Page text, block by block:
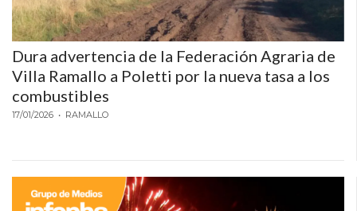
TÉRMINOS
Y
CONDICIONES
POLÍTICAS
DE
PRIVACIDAD
SITIO
DIARIO
Dura advertencia de la Federación Agraria de
Villa Ramallo a Poletti por la nueva tasa a los
combustibles
17/01/2026 • RAMALLO